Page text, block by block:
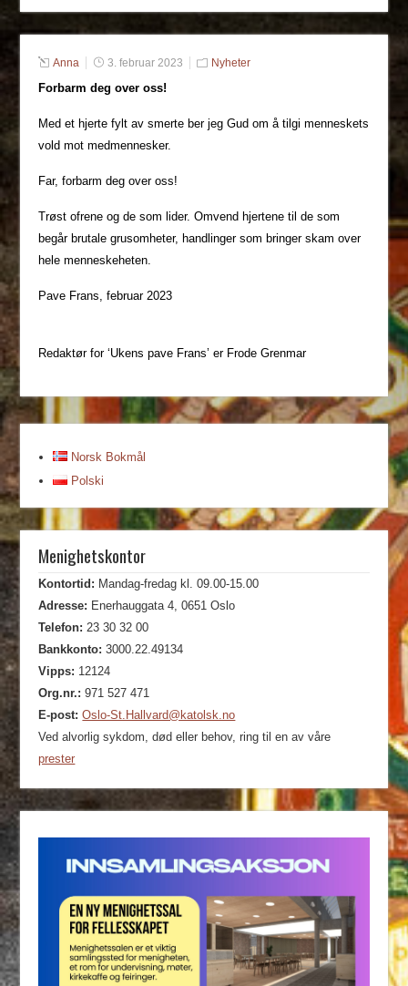
Anna 3. februar 2023 Nyheter
Forbarm deg over oss!
Med et hjerte fylt av smerte ber jeg Gud om å tilgi menneskets
vold mot medmennesker.
Far, forbarm deg over oss!
Trøst ofrene og de som lider. Omvend hjertene til de som
begår brutale grusomheter, handlinger som bringer skam over
hele menneskeheten.
Pave Frans, februar 2023
Redaktør for ‘Ukens pave Frans’ er Frode Grenmar
Norsk Bokmål
Polski
Menighetskontor
Kontortid: Mandag-fredag kl. 09.00-15.00
Adresse: Enerhauggata 4, 0651 Oslo
Telefon: 23 30 32 00
Bankkonto: 3000.22.49134
Vipps: 12124
Org.nr.: 971 527 471
E-post: Oslo-St.Hallvard@katolsk.no
Ved alvorlig sykdom, død eller behov, ring til en av våre
prester